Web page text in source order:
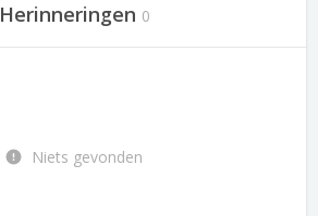
Herinneringen 0
Niets gevonden